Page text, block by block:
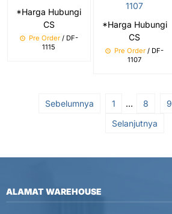
*Harga Hubungi
CS
Pre Order/ DF-
1115
1107
*Harga Hubungi
CS
Pre Order / DF-
1107
Sebelumnya 1 … 8 9
Selanjutnya
ALAMAT WAREHOUSE